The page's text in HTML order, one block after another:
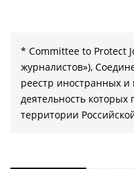
* Committee to Protect
журналистов»),
реестр иностранных
деятельность
территории